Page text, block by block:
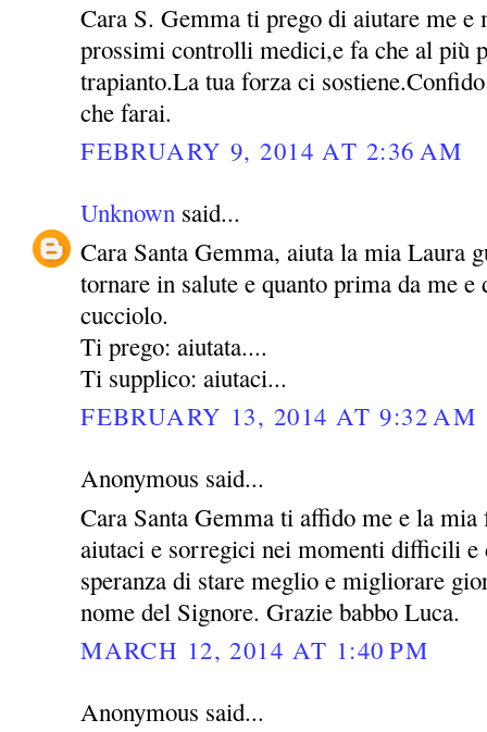
Cara S. Gemma ti prego di aiutare me e
prossimi controlli medici,e fa che al più
trapianto.La tua forza ci
che farai.
FEBRUARY 9, 2014 AT 2:36 AM
Unknown said...
Cara Santa Gemma, aiuta la mia Laura
tornare in salute e quanto prima da me
cucciolo.
Ti prego: aiutata....
Ti supplico: aiutaci...
FEBRUARY 13, 2014 AT 9:32 AM
Anonymous said...
Cara Santa Gemma ti affido me e la
aiutaci e sorregici nei momenti difficili e
speranza di stare meglio e migliorare
nome del Signore. Grazie babbo Luca.
MARCH 12, 2014 AT 1:40 PM
Anonymous said...